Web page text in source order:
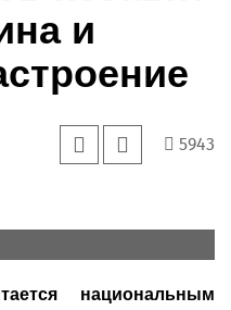
и
5943
национальным